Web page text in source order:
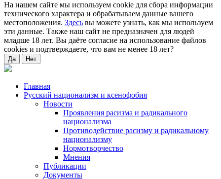
На нашем сайте мы используем cookie для сбора информации
технического характера и обрабатываем данные вашего
местоположения. Здесь вы можете узнать, как мы используем
эти данные. Также наш сайт не предназначен для людей
младше 18 лет. Вы даёте согласие на использование файлов
cookies и подтверждаете, что вам не менее 18 лет?
Да Нет
Главная
Русский национализм и ксенофобия
Новости
Проявления расизма и радикального
национализма
Противодействие расизму и радикальному
национализму
Нормотворчество
Мнения
Публикации
Документы